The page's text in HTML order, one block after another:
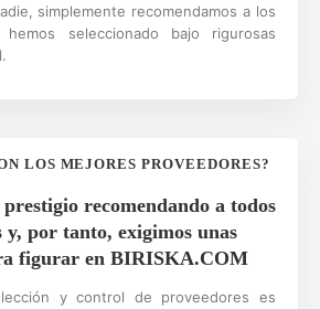
simplemente recomendamos a los
seleccionado bajo rigurosas
LOS MEJORES PROVEEDORES?
recomendando a todos
y, por tanto, exigimos unas
figurar en BIRISKA.COM
y control de proveedores es